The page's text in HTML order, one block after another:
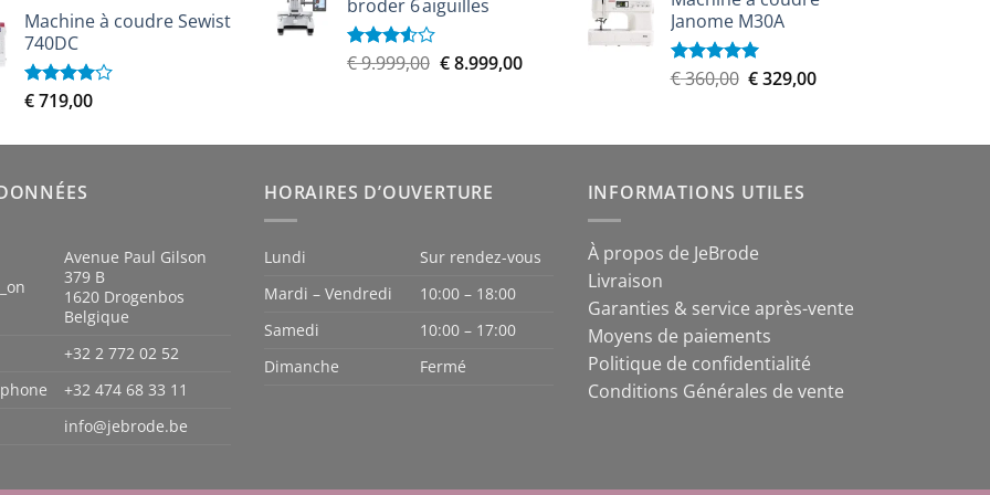
5
initial
actuel
Machine à coudre Sewist
740DC
Note
€719,00
était :
€ 5.579,00.
broder 6 aiguilles
Note
€9.999,00 Le
€8.999,00Le
était :
€ 899,00.
Janome M30A
Note5.00
€360,00 Le
était :
€329,00Le
est :
Avenue Paul Gilson
379 B
1620 Drogenbos
Belgique
+32 2 772 02 52
+32 474 68 33 11
info@jebrode.be
HORAIRES D’OUVERTURE
Lundi
Sur rendez-vous
Mardi – Vendredi
10:00 – 18:00
Samedi
10:00 – 17:00
Dimanche
Fermé
INFORMATIONS UTILES
À propos de JeBrode
Livraison
Garanties & service après-vente
Moyens de paiements
Politique de confidentialité
Conditions Générales de vente